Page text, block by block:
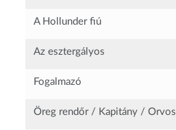
A Hollunder fiú
Az esztergályos
Fogalmazó
Öreg rendőr / Kapitány / Orvos